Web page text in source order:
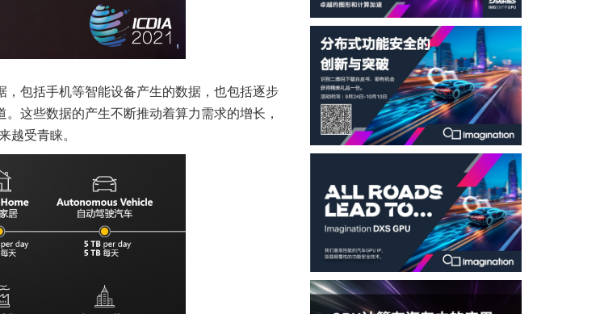
包括手机等智能设备产生的数据，也包括逐步
这些数据的产生不断推动着算力需求的增长，
越受青睐。